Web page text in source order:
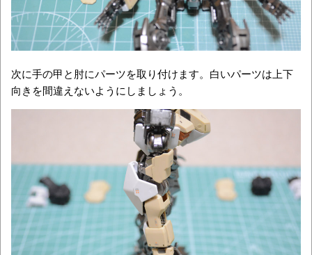
次に手の甲と肘にパーツを取り付けます。白いパーツは上下
向きを間違えないようにしましょう。